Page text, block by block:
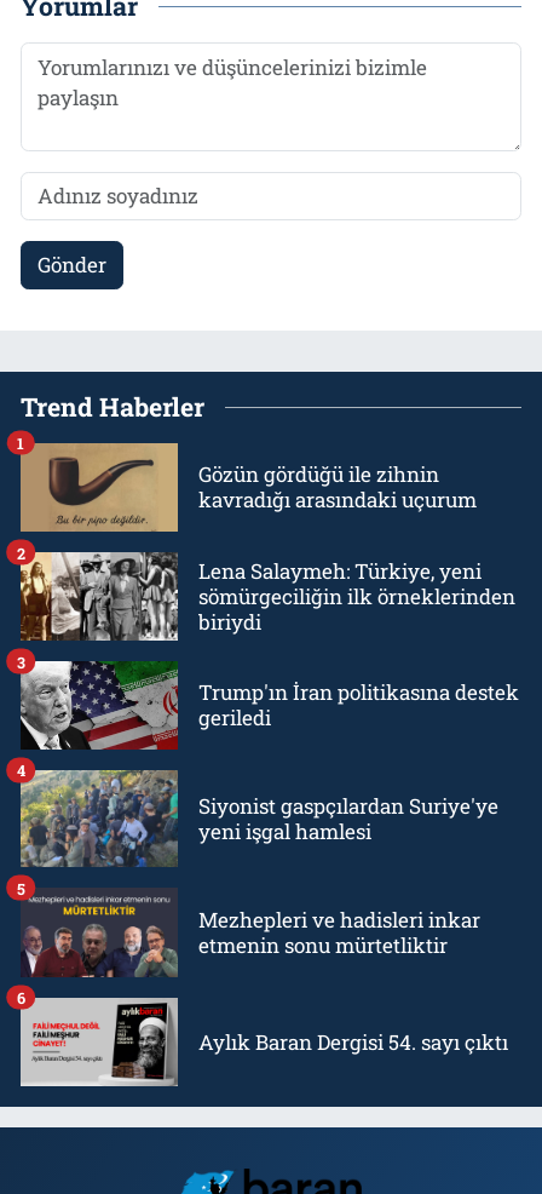
Gönder
Trend Haberler
Gözün gördüğü ile zihnin
kavradığı arasındaki uçurum
1
Lena Salaymeh: Türkiye, yeni
sömürgeciliğin ilk örneklerinden
biriydi
2
Trump'ın İran politikasına destek
geriledi
3
Siyonist gaspçılardan Suriye'ye
yeni işgal hamlesi
4
Mezhepleri ve hadisleri inkar
etmenin sonu mürtetliktir
5
Aylık Baran Dergisi 54. sayı çıktı
6